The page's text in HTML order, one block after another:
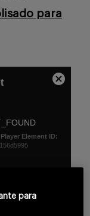
para
Player Element ID:
Close
para